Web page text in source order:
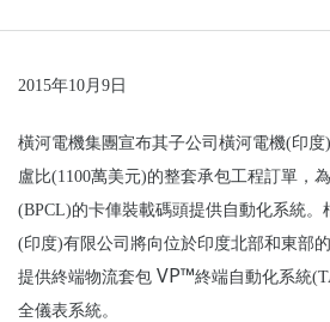
2015年10月9日
橫河電機集團宣布其子公司橫河電機(印
盧比(1100萬美元)的整套承包工程訂單，
(BPCL)的卡俥裝載碼頭提供自動化系統
(印度)有限公司將向位於印度北部和東部
提供終端物流套包 VP™終端自動化系統
全儀表系統。